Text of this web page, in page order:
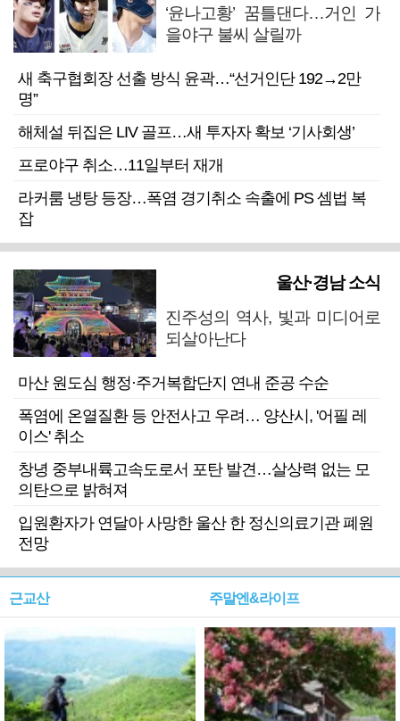
‘윤나고황’ 꿈틀댄다…거인 가
을야구 불씨 살릴까
새 축구협회장 선출 방식 윤곽…“선거인단 192→2만
명”
해체설 뒤집은 LIV 골프…새 투자자 확보 ‘기사회생’
프로야구 취소…11일부터 재개
라커룸 냉탕 등장…폭염 경기취소 속출에 PS 셈법 복
잡
울산·경남 소식
진주성의 역사, 빛과 미디어로
되살아난다
마산 원도심 행정·주거복합단지 연내 준공 수순
폭염에 온열질환 등 안전사고 우려… 양산시, '어필 레
이스' 취소
창녕 중부내륙고속도로서 포탄 발견…살상력 없는 모
의탄으로 밝혀져
입원환자가 연달아 사망한 울산 한 정신의료기관 폐원
전망
근교산 주말엔&라이프